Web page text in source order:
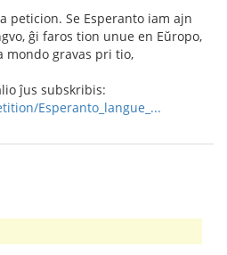
peticion. Se Esperanto iam ajn
ĝi faros tion unue en Eŭropo,
mondo gravas pri tio,
ĵus subskribis:
Esperanto_langue_...